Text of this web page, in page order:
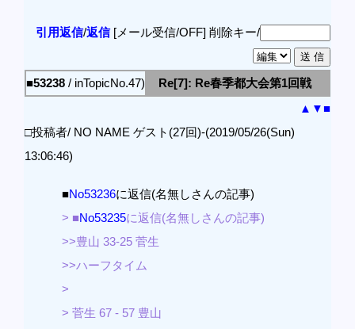
引用返信/返信[メール受信/OFF] 削除キー/
■53238 / inTopicNo.47)
Re[7]: Re春季都大会第1回戦
▲ ▼■
□投稿者/ NO NAME ゲスト(27回)-(2019/05/26(Sun)
13:06:46)
■No53236に返信(名無しさんの記事)
> ■No53235に返信(名無しさんの記事)
>>豊山 33-25 菅生
>>ハーフタイム
>
> 菅生 67 - 57 豊山